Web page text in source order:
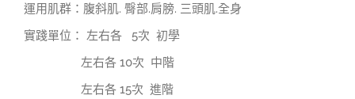
運用肌群：腹斜肌. 臀部.肩膀. 三頭肌.全身
實踐單位： 左右各 5次 初學
左右各 10次 中階
左右各 15次 進階